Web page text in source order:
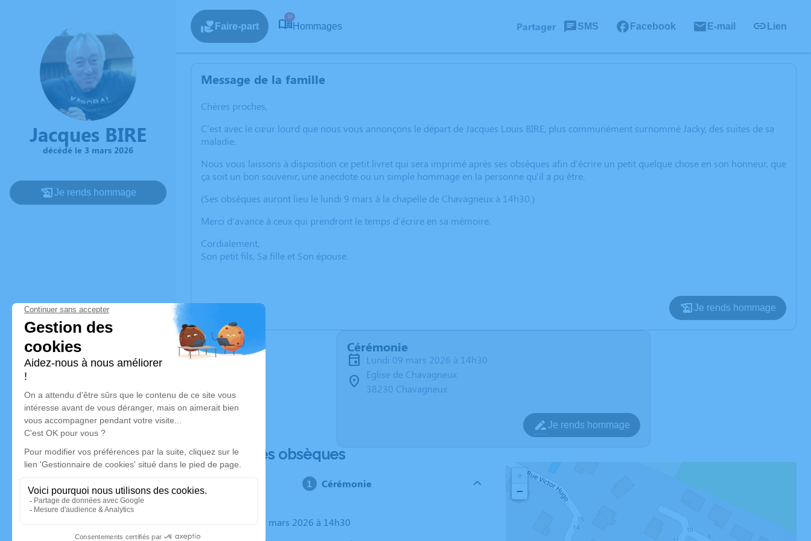
Jacques BIRE
décédé le 3 mars 2026
Je rends hommage
Faire-part
19
Hommages Partager SMS Facebook E-mail Lien
Message de la famille
Chères proches,
C'est avec le cœur lourd que nous vous annonçons le départ de Jacques Louis BIRE, plus communément surnommé Jacky, des suites de sa
maladie.
Nous vous laissons à disposition ce petit livret qui sera imprimé après ses obsèques afin d'écrire un petit quelque chose en son honneur, que
ça soit un bon souvenir, une anecdote ou un simple hommage en la personne qu'il a pu être.
(Ses obsèques auront lieu le lundi 9 mars à la chapelle de Chavagneux à 14h30.)
Merci d'avance à ceux qui prendront le temps d'écrire en sa mémoire.
Cordialement,
Son petit fils, Sa fille et Son épouse.
Je rends hommage
Cérémonie
lundi 09 mars 2026 à 14h30
Eglise de Chavagneux
38230 Chavagneux
Je rends hommage
Déroulé des obsèques
Cérémonie
Le lundi 09 mars 2026 à 14h30
−